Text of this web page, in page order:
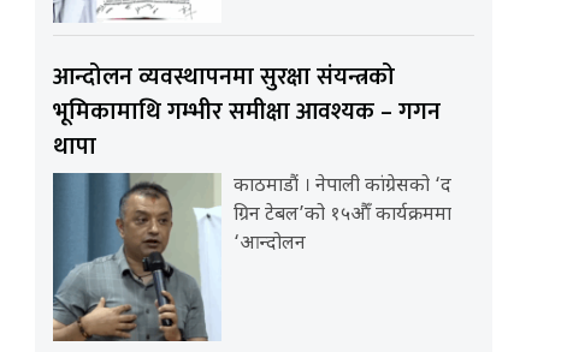
आन्दोलन व्यवस्थापनमा सुरक्षा संयन्त्रको
भूमिकामाथि गम्भीर समीक्षा आवश्यक – गगन
थापा
काठमाडौं । नेपाली कांग्रेसको ‘द
ग्रिन टेबल’को १५औँ कार्यक्रममा
‘आन्दोलन